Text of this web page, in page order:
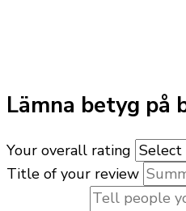
Lämna betyg på
Your overall rating
Title of your review